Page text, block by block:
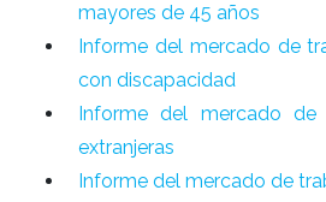
mayores de 45 años
Informe del mercado de
con discapacidad
Informe del mercado de
extranjeras
Informe del mercado de